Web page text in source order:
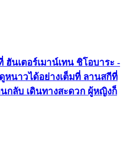
ฮันเตอร์เมาน์เทน ชิโอบาระ -
หนาวได้อย่างเต็มที่ ลานสกีที่
นกลับ เดินทางสะดวก ผู้หญิงก็